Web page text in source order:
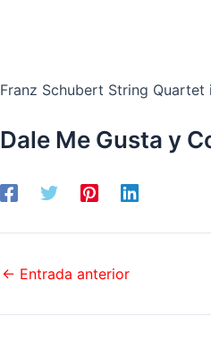
Franz Schubert String Quartet
Dale Me Gusta y
← Entrada anterior